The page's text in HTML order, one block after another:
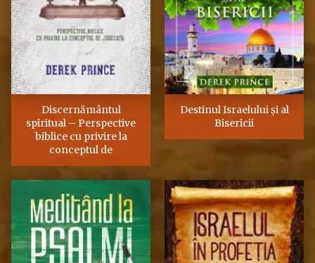
Discernământul
spiritual – Perspective
biblice cu privire la
conceptul de
Destinul Israelului şi al
Bisericii